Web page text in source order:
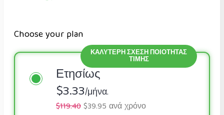
Choose your plan
Ετησίως
$3.33/μήνα.
$119.40$39.95 ανά χρόνο